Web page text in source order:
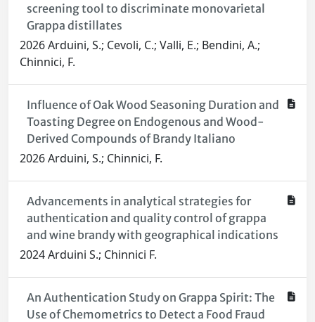
screening tool to discriminate monovarietal
Grappa distillates
2026 Arduini, S.; Cevoli, C.; Valli, E.; Bendini, A.;
Chinnici, F.
Influence of Oak Wood Seasoning Duration and
Toasting Degree on Endogenous and Wood-
Derived Compounds of Brandy Italiano
2026 Arduini, S.; Chinnici, F.
Advancements in analytical strategies for
authentication and quality control of grappa
and wine brandy with geographical indications
2024 Arduini S.; Chinnici F.
An Authentication Study on Grappa Spirit: The
Use of Chemometrics to Detect a Food Fraud